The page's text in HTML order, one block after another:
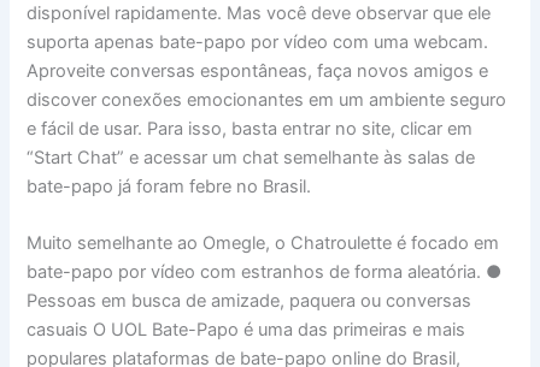
disponível rapidamente. Mas você deve observar que ele
suporta apenas bate-papo por vídeo com uma webcam.
Aproveite conversas espontâneas, faça novos amigos e
discover conexões emocionantes em um ambiente seguro
e fácil de usar. Para isso, basta entrar no site, clicar em
“Start Chat” e acessar um chat semelhante às salas de
bate-papo já foram febre no Brasil.
Muito semelhante ao Omegle, o Chatroulette é focado em
bate-papo por vídeo com estranhos de forma aleatória. ●
Pessoas em busca de amizade, paquera ou conversas
casuais O UOL Bate-Papo é uma das primeiras e mais
populares plataformas de bate-papo online do Brasil,